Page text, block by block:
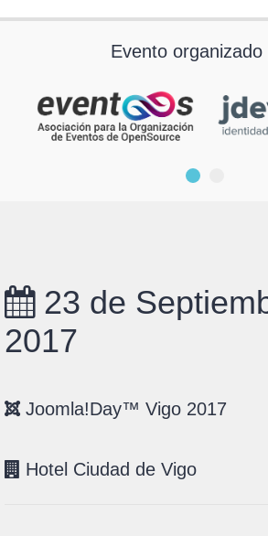
Evento organizado
23 de
2017
Joomla!Day™ Vigo 2017
Hotel Ciudad de Vigo